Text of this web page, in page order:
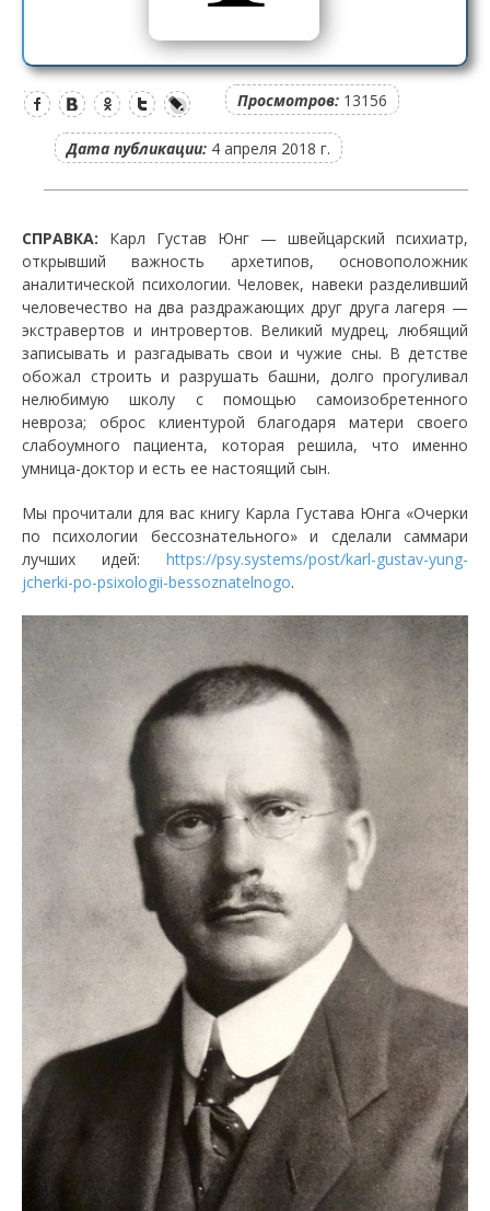
Просмотров: 13156
Дата публикации: 4 апреля 2018 г.
СПРАВКА: Карл Густав Юнг — швейцарский психиатр,
открывший важность архетипов, основоположник
аналитической психологии. Человек, навеки разделивший
человечество на два раздражающих друг друга лагеря —
экстравертов и интровертов. Великий мудрец, любящий
записывать и разгадывать свои и чужие сны. В детстве
обожал строить и разрушать башни, долго прогуливал
нелюбимую школу с помощью самоизобретенного
невроза; оброс клиентурой благодаря матери своего
слабоумного пациента, которая решила, что именно
умница-доктор и есть ее настоящий сын.
Мы прочитали для вас книгу Карла Густава Юнга «Очерки
по психологии бессознательного» и сделали саммари
лучших идей: https://psy.systems/post/karl-gustav-yung-
jcherki-po-psixologii-bessoznatelnogo.